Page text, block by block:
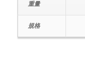
重量
規格